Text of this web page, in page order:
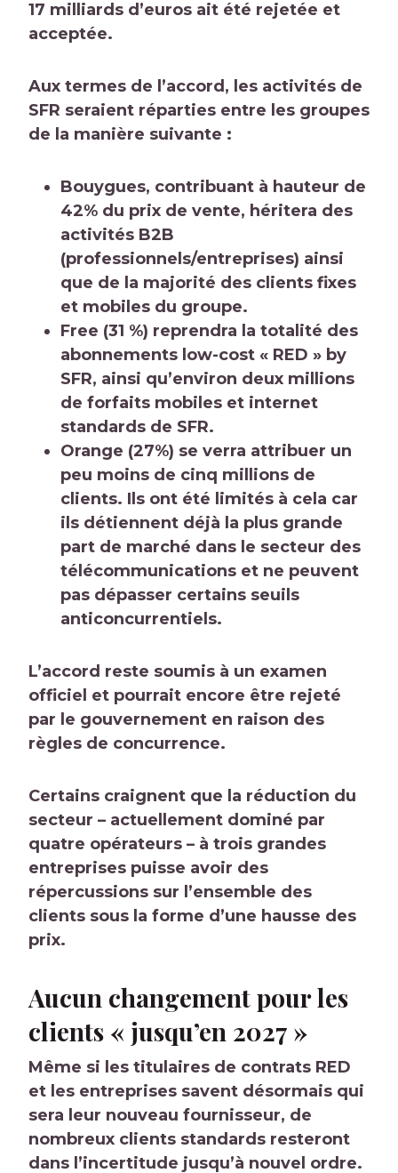
17 milliards d’euros ait été rejetée et
acceptée.
Aux termes de l’accord, les activités de
SFR seraient réparties entre les groupes
de la manière suivante :
Bouygues, contribuant à hauteur de
42% du prix de vente, héritera des
activités B2B
(professionnels/entreprises) ainsi
que de la majorité des clients fixes
et mobiles du groupe.
Free (31 %) reprendra la totalité des
abonnements low-cost « RED » by
SFR, ainsi qu’environ deux millions
de forfaits mobiles et internet
standards de SFR.
Orange (27%) se verra attribuer un
peu moins de cinq millions de
clients. Ils ont été limités à cela car
ils détiennent déjà la plus grande
part de marché dans le secteur des
télécommunications et ne peuvent
pas dépasser certains seuils
anticoncurrentiels.
L’accord reste soumis à un examen
officiel et pourrait encore être rejeté
par le gouvernement en raison des
règles de concurrence.
Certains craignent que la réduction du
secteur – actuellement dominé par
quatre opérateurs – à trois grandes
entreprises puisse avoir des
répercussions sur l’ensemble des
clients sous la forme d’une hausse des
prix.
Aucun changement pour les
clients « jusqu’en 2027 »
Même si les titulaires de contrats RED
et les entreprises savent désormais qui
sera leur nouveau fournisseur, de
nombreux clients standards resteront
dans l’incertitude jusqu’à nouvel ordre.